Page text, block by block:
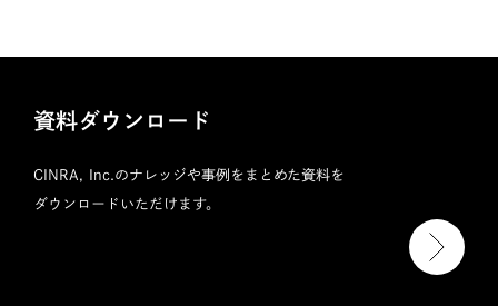
資料ダウンロード
CINRA, Inc.のナレッジや事例をまとめた資料を
ダウンロードいただけます。